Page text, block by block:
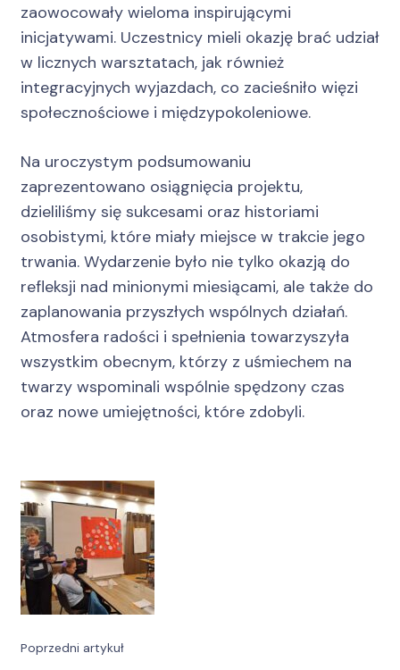
zaowocowały wieloma inspirującymi
inicjatywami. Uczestnicy mieli okazję brać udział
w licznych warsztatach, jak również
integracyjnych wyjazdach, co zacieśniło więzi
społecznościowe i międzypokoleniowe.
Na uroczystym podsumowaniu
zaprezentowano osiągnięcia projektu,
dzieliliśmy się sukcesami oraz historiami
osobistymi, które miały miejsce w trakcie jego
trwania. Wydarzenie było nie tylko okazją do
refleksji nad minionymi miesiącami, ale także do
zaplanowania przyszłych wspólnych działań.
Atmosfera radości i spełnienia towarzyszyła
wszystkim obecnym, którzy z uśmiechem na
twarzy wspominali wspólnie spędzony czas
oraz nowe umiejętności, które zdobyli.
Nawigacja
wpisu
Poprzedni artykuł